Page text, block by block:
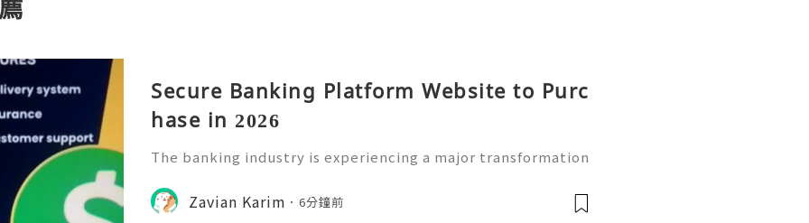
Secure Banking Platform Website to Purc
hase in 2026
The banking industry is experiencing a major transformation
ng finances. In 2026, secure banking platform websites are b
ecoming increasingly
Zavian Karim 6分鐘前